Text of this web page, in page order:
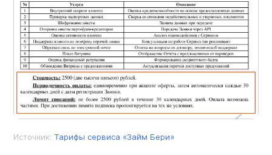
Источник: Тарифы сервиса «Займ Бери»